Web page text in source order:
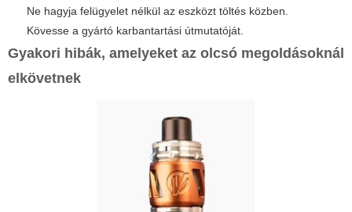
Ne hagyja felügyelet nélkül az eszközt töltés közben.
Kövesse a gyártó karbantartási útmutatóját.
Gyakori hibák, amelyeket az olcsó megoldásoknál
elkövetnek